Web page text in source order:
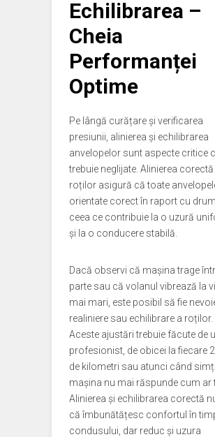
Echilibrarea –
Cheia
Performanței
Optime
Pe lângă curățare și verificarea
presiunii, alinierea și echilibrarea
anvelopelor sunt aspecte critice
trebuie neglijate. Alinierea corectă
roților asigură că toate
orientate corect în raport cu
ceea ce contribuie la o uzură
și la o conducere stabilă.
Dacă observi că mașina trage
parte sau că volanul vibrează la
mai mari, este posibil să fie
realiniere sau echilibrare a roților.
Aceste ajustări trebuie făcute de
profesionist, de obicei la fiecare
de kilometri sau atunci când
mașina nu mai răspunde cum ar
Alinierea și echilibrarea corectă
că îmbunătățesc confortul în
condusului, dar reduc și uzura